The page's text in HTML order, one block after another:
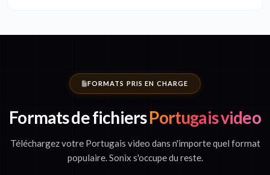
FORMATS PRIS EN CHARGE
Formats de fichiersPortugais video
Téléchargez votre Portugais video dans n'importe quel format
populaire. Sonix s'occupe du reste.